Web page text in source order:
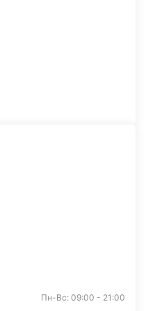
Пн-Вс: 09:00 - 21:00